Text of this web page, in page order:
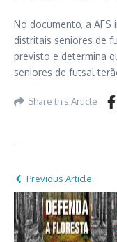
No documento, a AFS
distritais seniores de
previsto e determina
seniores de futsal
Share this Article
Previous Article